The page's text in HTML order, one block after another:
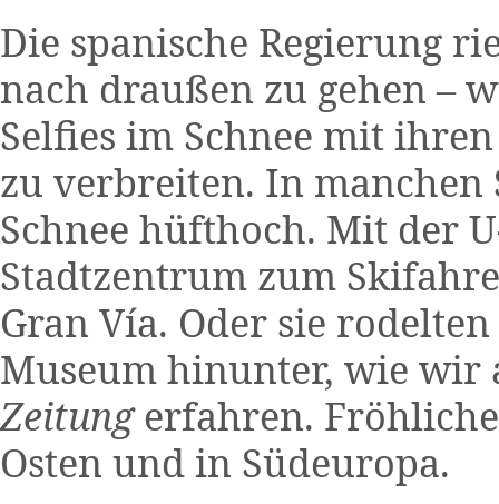
Die spanische Regierung
nach draußen zu gehen –
Selfies im Schnee mit
zu verbreiten. In manchen
Schnee hüfthoch. Mit der
Stadtzentrum zum
Gran Vía. Oder sie
Museum hinunter, wie wir
Zeitungerfahren.
Osten und in Südeuropa.